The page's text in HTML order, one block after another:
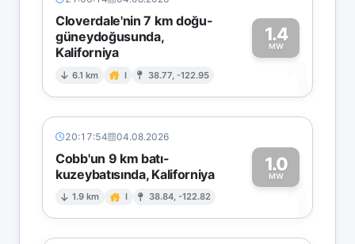
Cloverdale'nin 7 km doğu-
güneydoğusunda,
Kaliforniya
6.1 km I 38.77, -122.95
1.4
MW
1
20:17:54 04.08.2026
Cobb'un 9 km batı-
kuzeybatısında, Kaliforniya
1.9 km I 38.84, -122.82
1.0
MW1